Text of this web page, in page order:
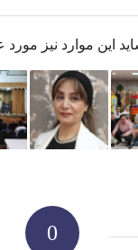
این موارد نیز مورد
0